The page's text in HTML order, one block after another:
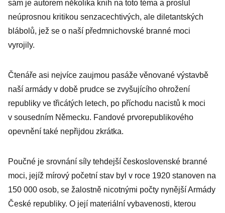
sám je autorem několika knih na toto téma a proslul
neúprosnou kritikou senzacechtivých, ale diletantských
blábolů, jež se o naší předmnichovské branné moci
vyrojily.
Čtenáře asi nejvíce zaujmou pasáže věnované výstavbě
naší armády v době prudce se zvyšujícího ohrožení
republiky ve třicátých letech, po příchodu nacistů k moci
v sousedním Německu. Fandové prvorepublikového
opevnění také nepřijdou zkrátka.
Poučné je srovnání síly tehdejší československé branné
moci, jejíž mírový početní stav byl v roce 1920 stanoven na
150 000 osob, se žalostně nicotnými počty nynější Armády
České republiky. O její materiální vybavenosti, kterou